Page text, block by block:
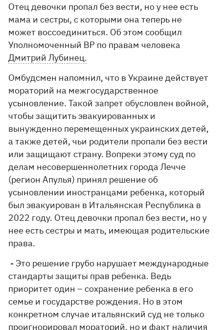
Отец девочки пропал без вести, но у нее есть
мама и сестры, с которыми она теперь не
может воссоединиться. Об этом сообщил
Уполномоченный ВР по правам человека
Дмитрий Лубинец.
Омбудсмен напомнил, что в Украине действует
мораторий на межгосударственное
усыновление. Такой запрет обусловлен войной,
чтобы защитить эвакуированных и
вынужденно перемещенных украинских детей,
а также детей, чьи родители пропали без вести
или защищают страну. Вопреки этому суд по
делам несовершеннолетних города Лечче
(регион Апулья) принял решение об
усыновлении иностранцами ребенка, который
был эвакуирован в Итальянская Республика в
2022 году. Отец девочки пропал без вести, но у
нее есть сестры и мать, имеющая родительские
права.
- Это решение грубо нарушает международные
стандарты защиты прав ребенка. Ведь
приоритет один – сохранение ребенка в его
семье и государстве рождения. Но в этом
конкретном случае итальянский суд не только
проигнорировал мораторий, но и факт наличия